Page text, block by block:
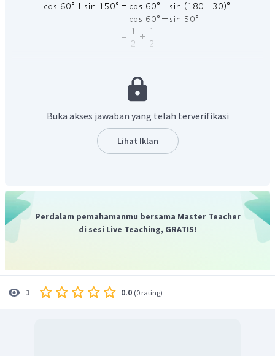
Buka akses jawaban yang telah terverifikasi
Lihat Iklan
Perdalam pemahamanmu bersama Master Teacher
di sesi Live Teaching, GRATIS!
1 0.0 (0 rating)